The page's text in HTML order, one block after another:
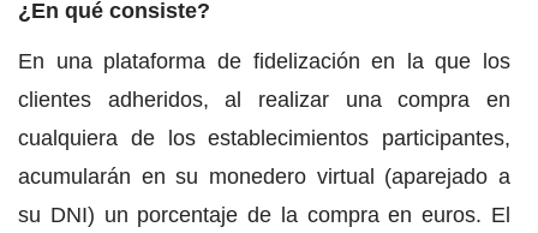
¿En qué consiste?
En una plataforma de fidelización en la que los
clientes adheridos, al realizar una compra en
cualquiera de los establecimientos participantes,
acumularán en su monedero virtual (aparejado a
su DNI) un porcentaje de la compra en euros. El